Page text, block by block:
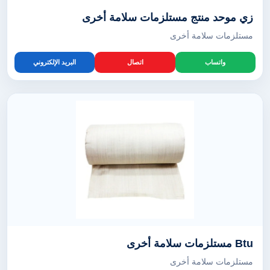
زي موحد منتج مستلزمات سلامة أخرى
مستلزمات سلامة أخرى
واتساب اتصال البريد الإلكتروني
Btu مستلزمات سلامة أخرى
مستلزمات سلامة أخرى